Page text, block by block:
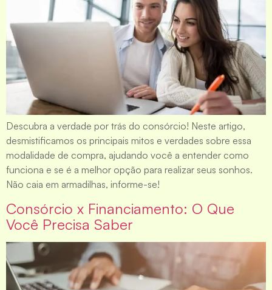
Descubra a verdade por trás do consórcio! Neste artigo,
desmistificamos os principais mitos e verdades sobre essa
modalidade de compra, ajudando você a entender como
funciona e se é a melhor opção para realizar seus sonhos.
Não caia em armadilhas, informe-se!
Consórcio x Financiamento: O Que
Você Precisa Saber